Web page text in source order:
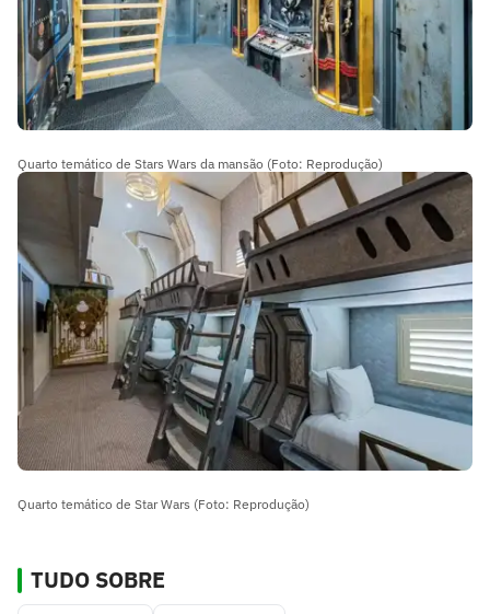
Quarto temático de Stars Wars da mansão (Foto: Reprodução)
Quarto temático de Star Wars (Foto: Reprodução)
TUDO SOBRE